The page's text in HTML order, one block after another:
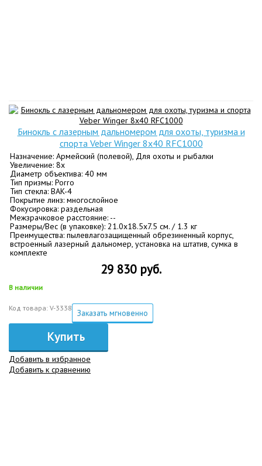
Бинокль с лазерным дальномером для охоты, туризма и
спорта Veber Winger 8х40 RFС1000
Назначение: Армейский (полевой), Для охоты и рыбалки
Увеличение: 8х
Диаметр объектива: 40 мм
Тип призмы: Porro
Тип стекла: BАK-4
Покрытие линз: многослойное
Фокусировка: раздельная
Межзрачковое расстояние: --
Размеры/Вес (в упаковке): 21.0x18.5x7.5 см. / 1.3 кг
Преимущества: пылевлагозащищенный обрезиненный корпус,
встроенный лазерный дальномер, установка на штатив, сумка в
комплекте
29 830 руб.
В наличии
Код товара: V-3338 Заказать мгновенно
Купить
Добавить в избранное
Добавить к сравнению